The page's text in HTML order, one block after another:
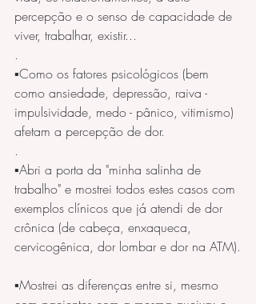
percepção e o senso de capacidade de
viver, trabalhar, existir...
.
▪️Como os fatores psicológicos (bem
como ansiedade, depressão, raiva -
impulsividade, medo - pânico, vitimismo)
afetam a percepção de dor.
.
▪️Abri a porta da "minha salinha de
trabalho" e mostrei todos estes casos com
exemplos clínicos que já atendi de dor
crônica (de cabeça, enxaqueca,
cervicogênica, dor lombar e dor na ATM).
▪️Mostrei as diferenças entre si, mesmo